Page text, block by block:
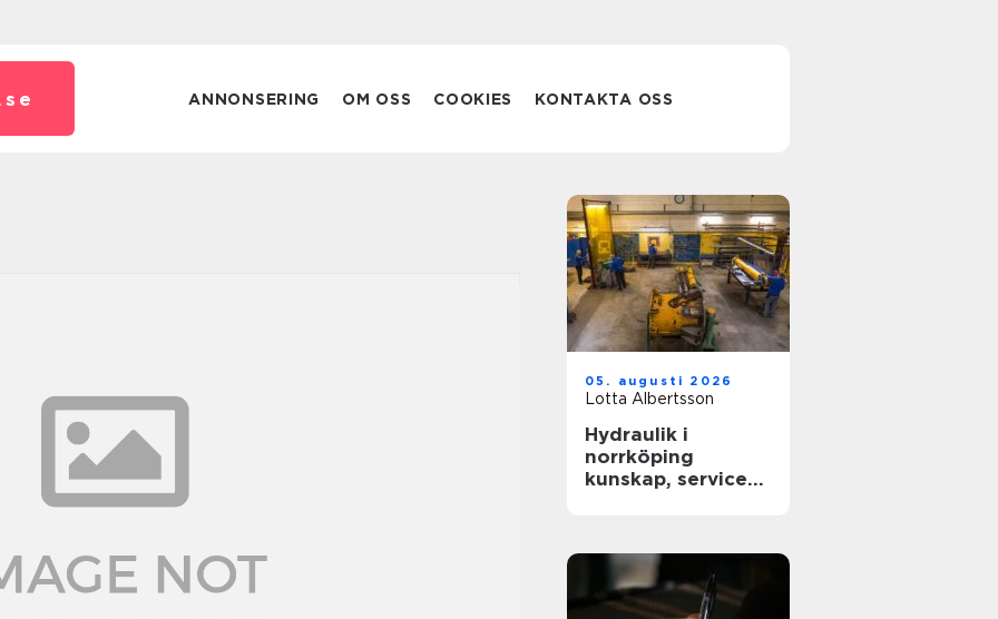
se ANNONSERING OM OSS COOKIES KONTAKTA OSS
05. augusti 2026
Lotta Albertsson
Hydraulik i
norrköping
kunskap, service